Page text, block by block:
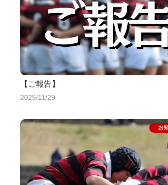
【ご報告】
2025/11/29